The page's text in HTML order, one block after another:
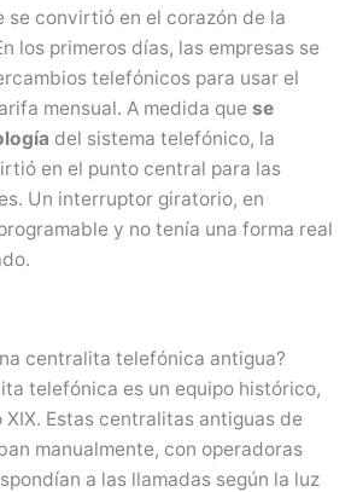
se convirtió en el corazón de la
los primeros días, las empresas se
telefónicos para usar el
mensual. A medida que se
del sistema telefónico, la
en el punto central para las
Un interruptor giratorio, en
y no tenía una forma real
centralita telefónica antigua?
telefónica es un equipo histórico,
Estas centralitas antiguas de
manualmente, con operadoras
a las llamadas según la luz